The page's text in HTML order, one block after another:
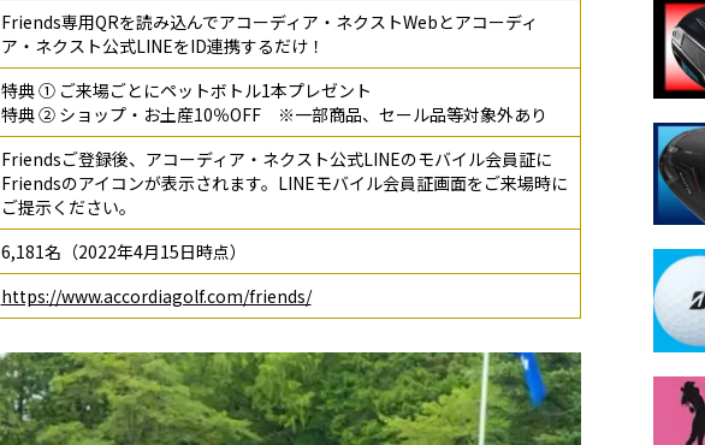
Friends専用QRを読み込んでアコーディア・ネクストWebとアコーディ
ア・ネクスト公式LINEをID連携するだけ！
特典 ① ご来場ごとにペットボトル1本プレゼント
特典 ② ショップ・お土産10％OFF ※一部商品、セール品等対象外あり
Friendsご登録後、アコーディア・ネクスト公式LINEのモバイル会員証に
Friendsのアイコンが表示されます。LINEモバイル会員証画面をご来場時に
ご提示ください。
6,181名（2022年4月15日時点）
https://www.accordiagolf.com/friends/